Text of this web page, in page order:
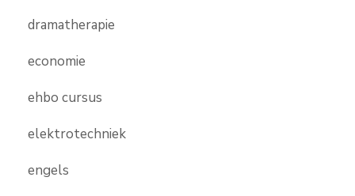
dramatherapie
economie
ehbo cursus
elektrotechniek
engels